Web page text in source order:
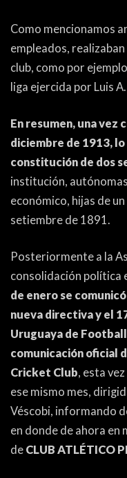
Como mencionamos
empleados,
club, como por
liga ejercida por Luis
En resumen, una vez
diciembre de 1913,
constitución de dos
institución,
económico, hijas de
setiembre de 1891.
Posteriormente a la
consolidación política
de enero se
nueva directiva y el
Uruguaya de
comunicación oficial
Cricket Club, esta
ese mismo mes,
Véscobi, informando
en donde de ahora en
de CLUB ATLÉTICO